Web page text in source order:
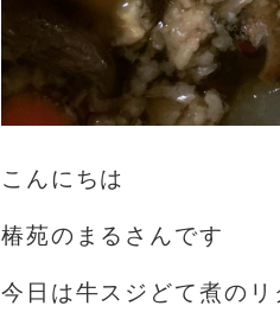
こんにちは️
椿苑のまるさんです
今日は牛スジどて煮の